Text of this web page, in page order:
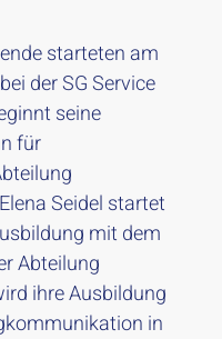
starteten am
der SG Service
seine
für
Seidel startet
mit dem
Abteilung
ihre Ausbildung
in